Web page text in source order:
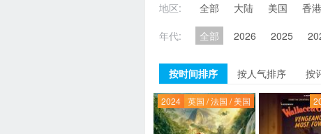
地区:
全部 大陆 美国 香港
年代:
全部 2026 2025
按时间排序 按人气排序 按
2024 英国 / 法国 / 美国